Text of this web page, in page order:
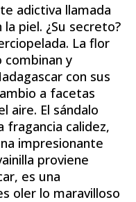
adictiva llamada
piel. ¿Su secreto?
La flor
y
con sus
a facetas
aire. El sándalo
fragancia calidez,
impresionante
proviene
es una
oler lo maravilloso